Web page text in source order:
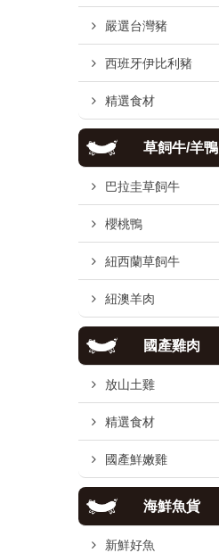
嚴選台灣豬
西班牙伊比利豬
精選食材
草飼牛/羊鴨
巴拉圭草飼牛
櫻桃鴨
紐西蘭草飼牛
紐澳羊肉
國產雞肉
放山土雞
精選食材
國產鮮嫩雞
海鮮魚貨
新鮮好魚